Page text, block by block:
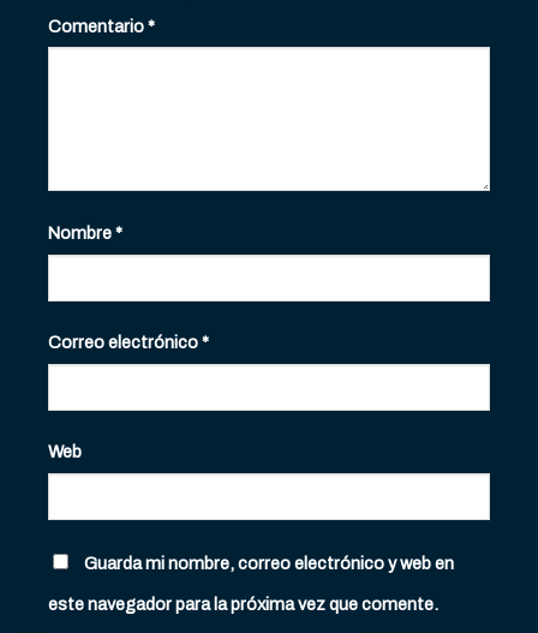
Comentario*
Nombre*
Correo electrónico*
Web
Guarda mi nombre, correo electrónico y web en
este navegador para la próxima vez que comente.